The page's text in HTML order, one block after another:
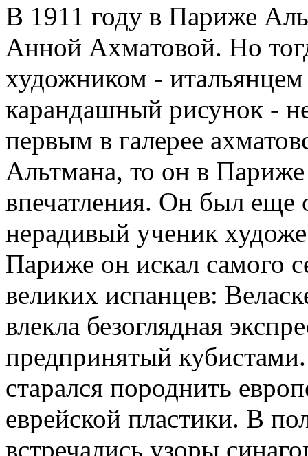
В 1911 году в Париже
Анной Ахматовой. Но
художником -
карандашный рисунок -
первым в галерее
Альтмана, то он в
впечатления. Он был еще
нерадивый ученик
Париже он искал самого
великих испанцев:
влекла безоглядная
предпринятый
старался породнить
еврейской пластики. В
встречались узоры